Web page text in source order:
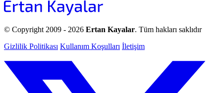
© Copyright 2009 - 2026 Ertan Kayalar. Tüm hakları saklıdır
Gizlilik Politikası Kullanım Koşulları İletişim